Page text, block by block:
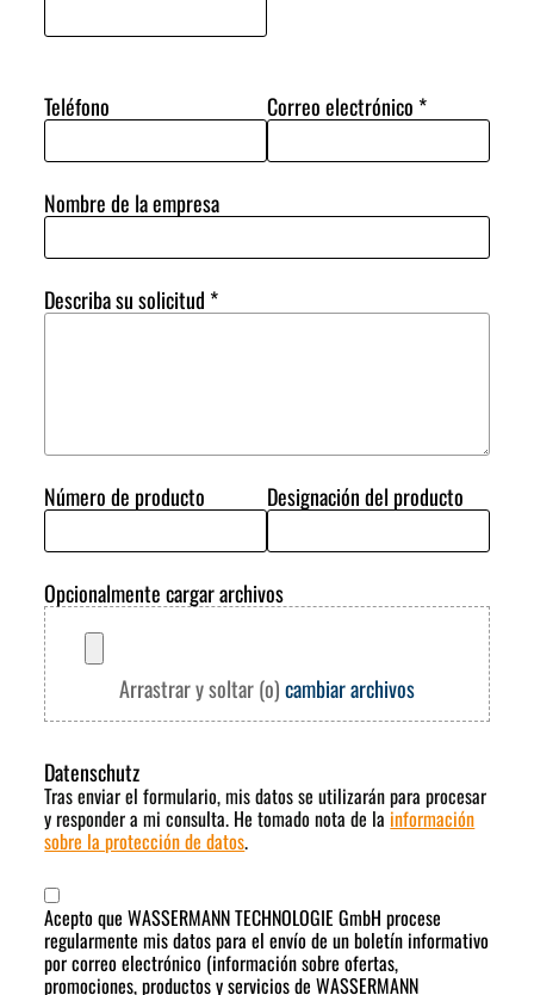
Teléfono Correo electrónico *
Nombre de la empresa
Describa su solicitud *
Número de producto Designación del producto
Opcionalmente cargar archivos
Arrastrar y soltar (o)cambiar archivos
Datenschutz
Tras enviar el formulario, mis datos se utilizarán para procesar
y responder a mi consulta. He tomado nota de la información
sobre la protección de datos.
Acepto que WASSERMANN TECHNOLOGIE GmbH procese
regularmente mis datos para el envío de un boletín informativo
por correo electrónico (información sobre ofertas,
promociones, productos y servicios de WASSERMANN